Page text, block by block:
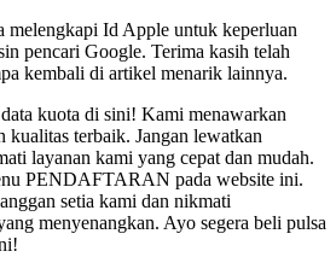
melengkapi Id Apple untuk keperluan
pencari Google. Terima kasih telah
kembali di artikel menarik lainnya.
kuota di sini! Kami menawarkan
kualitas terbaik. Jangan lewatkan
layanan kami yang cepat dan mudah.
PENDAFTARAN pada website ini.
setia kami dan nikmati
menyenangkan. Ayo segera beli pulsa